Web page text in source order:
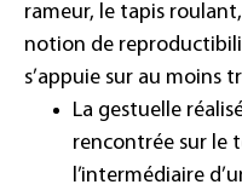
rameur, le tapis
notion de
s’appuie sur au moins
La gestuelle
rencontrée sur le
l’intermédiaire